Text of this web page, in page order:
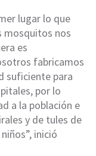
lugar lo que
mosquitos nos
es
fabricamos
suficiente para
por lo
a la población e
y de tules de
inició